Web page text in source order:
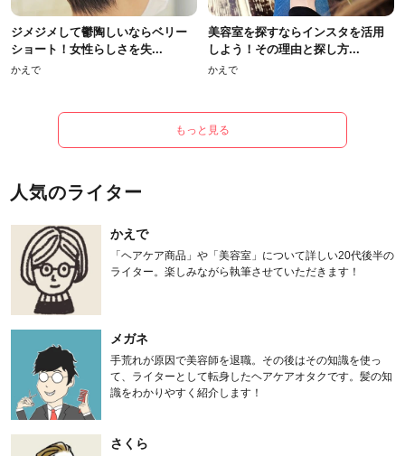
ジメジメして鬱陶しいならベリー
ショート！女性らしさを失...
かえで
美容室を探すならインスタを活用
しよう！その理由と探し方...
かえで
もっと見る
人気のライター
かえで
「ヘアケア商品」や「美容室」について詳しい20代後半の
ライター。楽しみながら執筆させていただきます！
メガネ
手荒れが原因で美容師を退職。その後はその知識を使っ
て、ライターとして転身したヘアケアオタクです。髪の知
識をわかりやすく紹介します！
さくら